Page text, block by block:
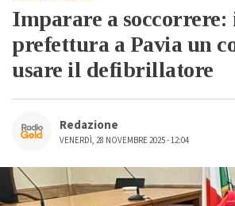
Imparare a soccorrere:
prefettura a Pavia un
usare il defibrillatore
Redazione
VENERDÌ, 28 NOVEMBRE 2025 - 12:04